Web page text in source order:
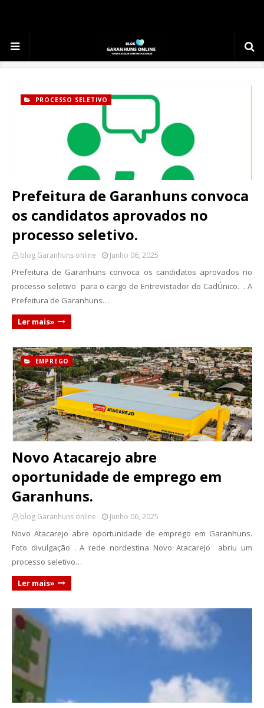
PROCESSO SELETIVO
Prefeitura de Garanhuns convoca
os candidatos aprovados no
processo seletivo.
blog Garanhuns online Junho 06, 2025
Prefeitura de Garanhuns convoca os candidatos aprovados no
processo seletivo para o cargo de Entrevistador do CadÚnico. . A
Prefeitura de Garanhuns…
Ler mais»
EMPREGO
Novo Atacarejo abre
oportunidade de emprego em
Garanhuns.
blog Garanhuns online Junho 06, 2025
Novo Atacarejo abre oportunidade de emprego em Garanhuns.
Foto divulgação . A rede nordestina Novo Atacarejo abriu um
processo seletivo…
Ler mais»